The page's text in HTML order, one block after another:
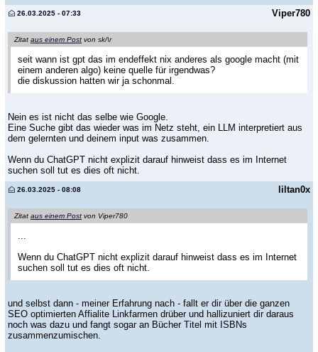
Viper780
26.03.2025 - 07:33
Zitat aus einem Post von sk/\r
seit wann ist gpt das im endeffekt nix anderes als google macht (mit
einem anderen algo) keine quelle für irgendwas?
die diskussion hatten wir ja schonmal.
Nein es ist nicht das selbe wie Google.
Eine Suche gibt das wieder was im Netz steht, ein LLM interpretiert aus
dem gelernten und deinem input was zusammen.
Wenn du ChatGPT nicht explizit darauf hinweist dass es im Internet
suchen soll tut es dies oft nicht.
liltan0x
26.03.2025 - 08:08
Zitat aus einem Post von Viper780
Wenn du ChatGPT nicht explizit darauf hinweist dass es im Internet
suchen soll tut es dies oft nicht.
und selbst dann - meiner Erfahrung nach - fallt er dir über die ganzen
SEO optimierten Affialite Linkfarmen drüber und hallizuniert dir daraus
noch was dazu und fangt sogar an Bücher Titel mit ISBNs
zusammenzumischen.